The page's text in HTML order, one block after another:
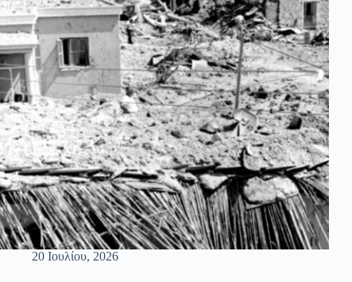
20 Ιουλίου, 2026